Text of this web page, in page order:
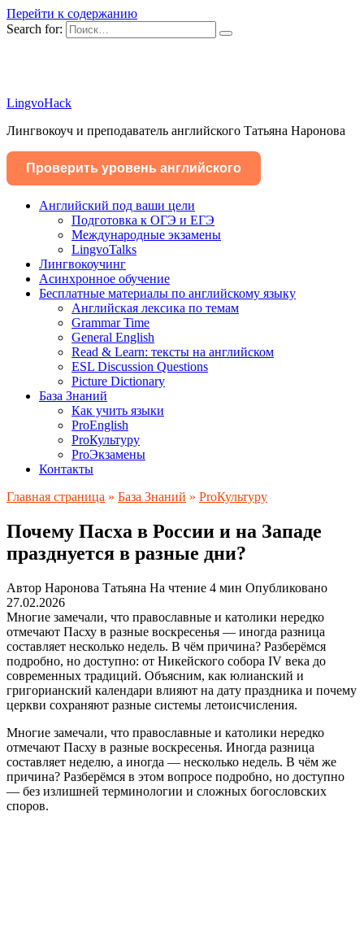
Перейти к содержанию
Search for:
LingvoHack
Лингвокоуч и преподаватель английского Татьяна Наронова
Проверить уровень английского
Английский под ваши цели
Подготовка к ОГЭ и ЕГЭ
Международные экзамены
LingvoTalks
Лингвокоучинг
Асинхронное обучение
Бесплатные материалы по английскому языку
Английская лексика по темам
Grammar Time
General English
Read & Learn: тексты на английском
ESL Discussion Questions
Picture Dictionary
База Знаний
Как учить языки
ProEnglish
ProКультуру
ProЭкзамены
Контакты
Главная страница » База Знаний » ProКультуру
Почему Пасха в России и на Западе
празднуется в разные дни?
Автор Наронова Татьяна На чтение 4 мин Опубликовано
27.02.2026
Многие замечали, что православные и католики нередко
отмечают Пасху в разные воскресенья — иногда разница
составляет несколько недель. В чём причина? Разберёмся
подробно, но доступно: от Никейского собора IV века до
современных традиций. Объясним, как юлианский и
григорианский календари влияют на дату праздника и почему
церкви сохраняют разные системы летоисчисления.
Многие замечали, что православные и католики нередко
отмечают Пасху в разные воскресенья. Иногда разница
составляет неделю, а иногда — несколько недель. В чём же
причина? Разберёмся в этом вопросе подробно, но доступно
— без излишней терминологии и сложных богословских
споров.